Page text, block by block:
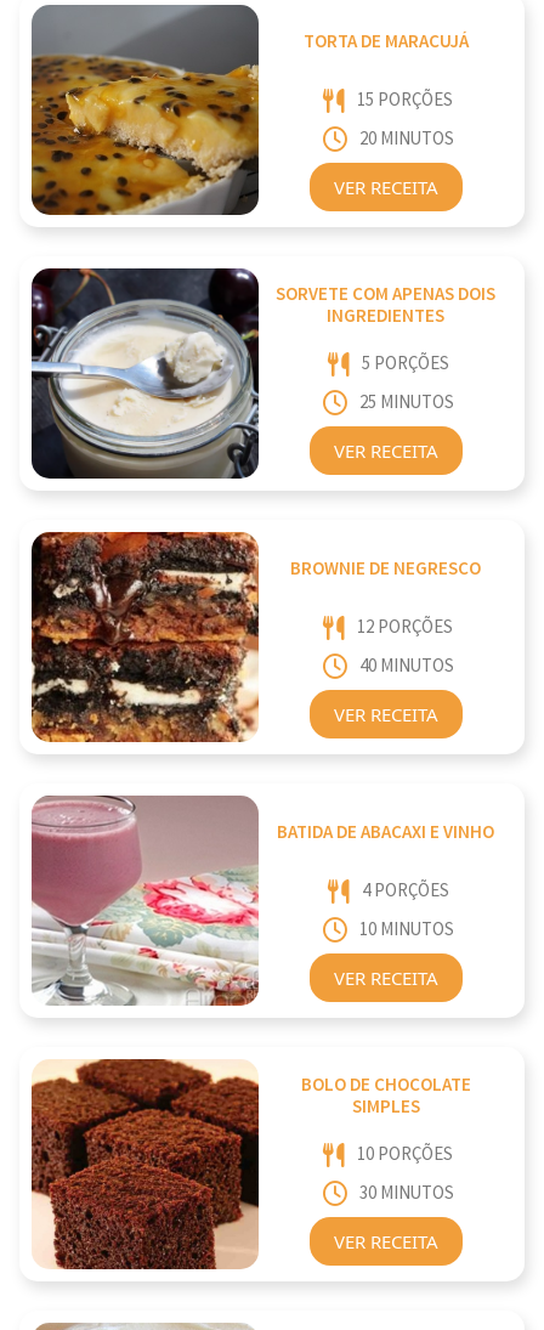
TORTA DE MARACUJÁ
15 PORÇÕES
20 MINUTOS
VER RECEITA
SORVETE COM APENAS DOIS
INGREDIENTES
5 PORÇÕES
25 MINUTOS
VER RECEITA
BROWNIE DE NEGRESCO
12 PORÇÕES
40 MINUTOS
VER RECEITA
BATIDA DE ABACAXI E VINHO
4 PORÇÕES
10 MINUTOS
VER RECEITA
BOLO DE CHOCOLATE
SIMPLES
10 PORÇÕES
30 MINUTOS
VER RECEITA